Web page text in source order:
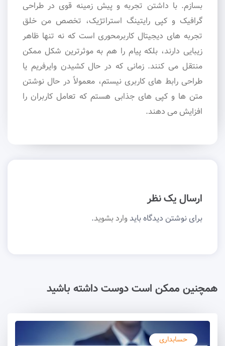
بسازم. با داشتن تجربه و پیش زمینه قوی در طراحی
گرافیک و کپی رایتینگ استراتژیک، تخصص من خلق
تجربه های دیجیتال کاربرمحوری است که نه تنها ظاهر
زیبایی دارند، بلکه پیام را هم به موثرترین شکل ممکن
منتقل می کنند. زمانی که در حال کشیدن وایرفریم یا
طراحی رابط های کاربری نیستم، معمولاً در حال نوشتن
متن ها و کپی های جذابی هستم که تعامل کاربران را
افزایش می دهند.
ارسال یک نظر
برای نوشتن دیدگاه بایدوارد بشوید.
همچنین ممکن است دوست داشته باشید
حسابداری